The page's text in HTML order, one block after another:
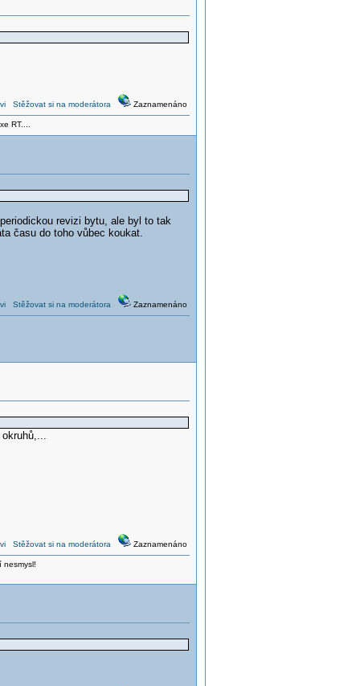
Stěžovat si na moderátora Zaznamenáno
RT....
revizi bytu, ale byl to tak
času do toho vůbec koukat.
Stěžovat si na moderátora Zaznamenáno
Stěžovat si na moderátora Zaznamenáno
nesmysl!